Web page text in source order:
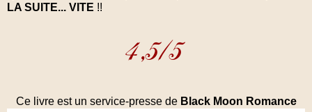
LA SUITE... VITE !!
Ce livre est un service-presse de Black Moon Romance